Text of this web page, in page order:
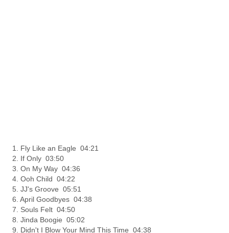
1. Fly Like an Eagle 04:21
2. If Only 03:50
3. On My Way 04:36
4. Ooh Child 04:22
5. JJ's Groove 05:51
6. April Goodbyes 04:38
7. Souls Felt 04:50
8. Jinda Boogie 05:02
9. Didn't I Blow Your Mind This Time 04:38